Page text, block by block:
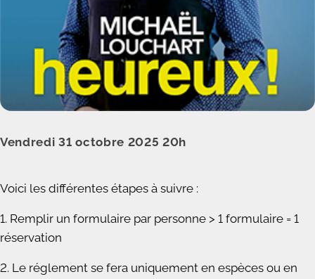
Vendredi 31 octobre 2025 20h
Voici les différentes étapes à suivre :
1. Remplir un formulaire par personne > 1 formulaire = 1
réservation
2. Le réglement se fera uniquement en espèces ou en